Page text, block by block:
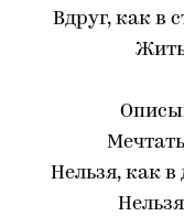
Вдруг, как в
Нельзя, как в